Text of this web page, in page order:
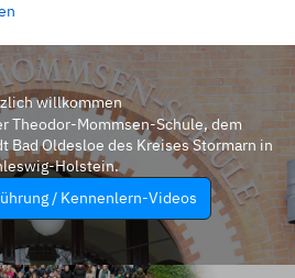
willkommen
Theodor-Mommsen-Schule, dem
Bad Oldesloe des Kreises Stormarn in
Holstein.
/ Kennenlern-Videos